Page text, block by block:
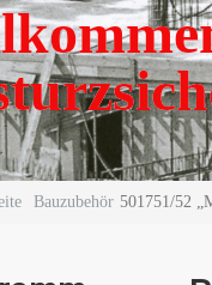
Bauzubehör 501751/52